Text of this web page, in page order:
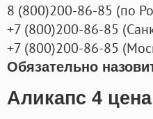
8 (800)200-86-85 (по
+7 (800)200-86-85 (
+7 (800)200-86-85 (
Обязательно
Аликапс 4